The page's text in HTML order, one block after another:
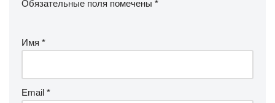
Обязательные поля помечены *
Имя *
Email *